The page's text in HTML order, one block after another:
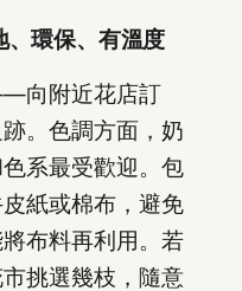
環保、有溫度
向附近花店訂
。色調方面，奶
系最受歡迎。包
紙或棉布，避免
布料再利用。若
挑選幾枝，隨意